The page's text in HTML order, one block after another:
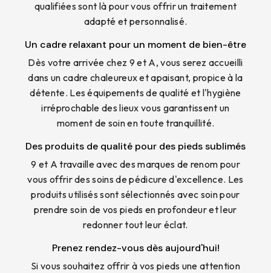
qualifiées sont là pour vous offrir un traitement
adapté et personnalisé.
Un cadre relaxant pour un moment de bien-être
Dès votre arrivée chez 9 et A, vous serez accueilli
dans un cadre chaleureux et apaisant, propice à la
détente. Les équipements de qualité et l'hygiène
irréprochable des lieux vous garantissent un
moment de soin en toute tranquillité.
Des produits de qualité pour des pieds sublimés
9 et A travaille avec des marques de renom pour
vous offrir des soins de pédicure d'excellence. Les
produits utilisés sont sélectionnés avec soin pour
prendre soin de vos pieds en profondeur et leur
redonner tout leur éclat.
Prenez rendez-vous dès aujourd'hui!
Si vous souhaitez offrir à vos pieds une attention